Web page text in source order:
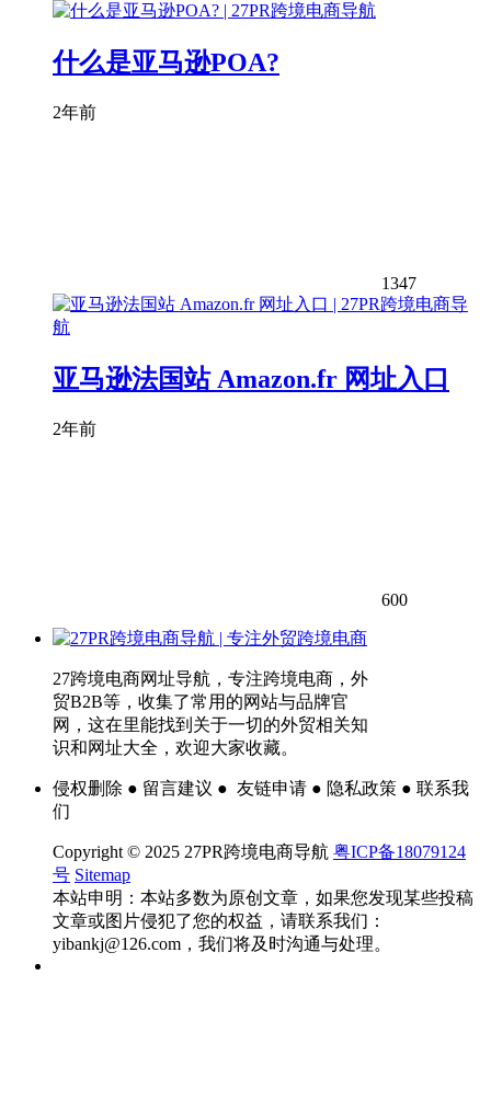
什么是亚马逊POA?
2年前
1347
亚马逊法国站 Amazon.fr 网址入口
2年前
600
27跨境电商网址导航，专注跨境电商，外
贸B2B等，收集了常用的网站与品牌官
网，这在里能找到关于一切的外贸相关知
识和网址大全，欢迎大家收藏。
侵权删除 ● 留言建议 ● 友链申请 ● 隐私政策 ● 联系我
们
Copyright © 2025 27PR跨境电商导航 粤ICP备18079124
号 Sitemap
本站申明：本站多数为原创文章，如果您发现某些投稿
文章或图片侵犯了您的权益，请联系我们：
yibankj@126.com，我们将及时沟通与处理。